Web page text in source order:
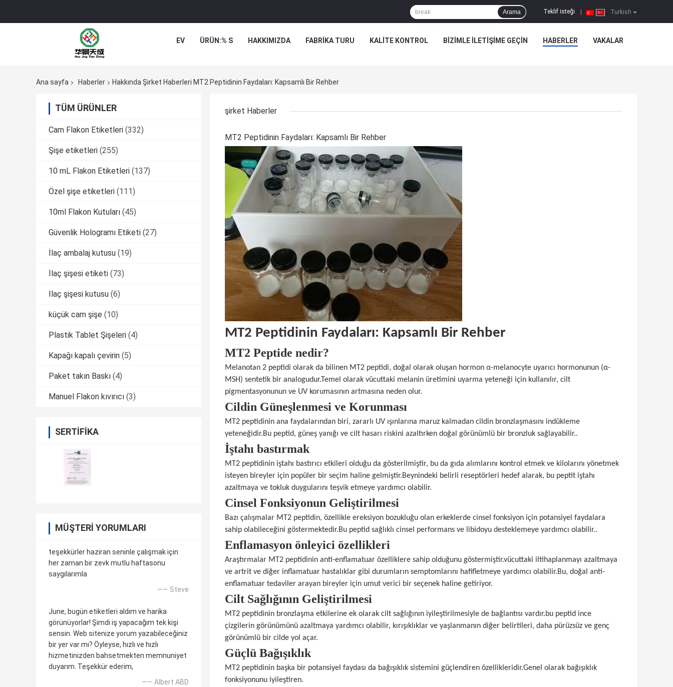
Turkish
Teklif isteği
Arama
EV ÜRÜN:% S HAKKIMIZDA FABRIKA TURU KALITE KONTROL BIZIMLE ILETIŞIME GEÇIN HABERLER VAKALAR
Ana sayfa Haberler Hakkında Şirket Haberleri MT2 Peptidinin Faydaları: Kapsamlı Bir Rehber
TÜM ÜRÜNLER
Cam Flakon Etiketleri (332)
Şişe etiketleri (255)
10 mL Flakon Etiketleri (137)
Özel şişe etiketleri (111)
10ml Flakon Kutuları (45)
Güvenlik Hologramı Etiketi (27)
İlaç ambalaj kutusu (19)
İlaç şişesi etiketi (73)
Ilaç şişesi kutusu (6)
küçük cam şişe (10)
Plastik Tablet Şişeleri (4)
Kapağı kapalı çevirin (5)
Paket takın Baskı (4)
Manuel Flakon kıvırıcı (3)
SERTIFIKA
MÜŞTERI YORUMLARI
teşekkürler haziran seninle çalışmak için
her zaman bir zevk mutlu haftasonu
saygılarımla
—— Steve
June, bugün etiketleri aldım ve harika
görünüyorlar! Şimdi iş yapacağım tek kişi
sensin. Web sitenize yorum yazabileceğiniz
bir yer var mı? Öyleyse, hızlı ve hızlı
hizmetinizden bahsetmekten memnuniyet
duyarım. Teşekkür ederim,
—— Albert ABD
şirket Haberler
MT2 Peptidinin Faydaları: Kapsamlı Bir Rehber
MT2 Peptidinin Faydaları: Kapsamlı Bir Rehber
MT2 Peptide nedir?
Melanotan 2 peptidi olarak da bilinen MT2 peptidi, doğal olarak oluşan hormon α-melanocyte uyarıcı hormonunun (α-
MSH) sentetik bir analogudur.Temel olarak vücuttaki melanin üretimini uyarma yeteneği için kullanılır, cilt
pigmentasyonunun ve UV korumasının artmasına neden olur.
Cildin Güneşlenmesi ve Korunması
MT2 peptidinin ana faydalarından biri, zararlı UV ışınlarına maruz kalmadan cildin bronzlaşmasını indükleme
yeteneğidir.Bu peptid, güneş yanığı ve cilt hasarı riskini azaltırken doğal görünümlü bir bronzluk sağlayabilir..
İştahı bastırmak
MT2 peptidinin iştahı bastırıcı etkileri olduğu da gösterilmiştir, bu da gıda alımlarını kontrol etmek ve kilolarını yönetmek
isteyen bireyler için popüler bir seçim haline gelmiştir.Beynindeki belirli reseptörleri hedef alarak, bu peptit iştahı
azaltmaya ve tokluk duygularını teşvik etmeye yardımcı olabilir.
Cinsel Fonksiyonun Geliştirilmesi
Bazı çalışmalar MT2 peptidin, özellikle ereksiyon bozukluğu olan erkeklerde cinsel fonksiyon için potansiyel faydalara
sahip olabileceğini göstermektedir.Bu peptid sağlıklı cinsel performans ve libidoyu desteklemeye yardımcı olabilir..
Enflamasyon önleyici özellikleri
Araştırmalar MT2 peptidinin anti-enflamatuar özelliklere sahip olduğunu göstermiştir.vücuttaki iltihaplanmayı azaltmaya
ve artrit ve diğer inflamatuar hastalıklar gibi durumların semptomlarını hafifletmeye yardımcı olabilir.Bu, doğal anti-
enflamatuar tedaviler arayan bireyler için umut verici bir seçenek haline getiriyor.
Cilt Sağlığının Geliştirilmesi
MT2 peptidinin bronzlaşma etkilerine ek olarak cilt sağlığının iyileştirilmesiyle de bağlantısı vardır.bu peptid ince
çizgilerin görünümünü azaltmaya yardımcı olabilir, kırışıklıklar ve yaşlanmanın diğer belirtileri, daha pürüzsüz ve genç
görünümlü bir cilde yol açar.
Güçlü Bağışıklık
MT2 peptidinin başka bir potansiyel faydası da bağışıklık sistemini güçlendiren özellikleridir.Genel olarak bağışıklık
fonksiyonunu iyileştiren.